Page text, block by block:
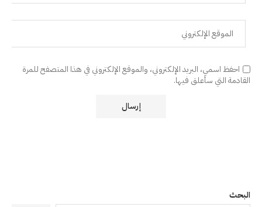
احفظ اسمي، البريد الإلكتروني، والموقع الإلكتروني في هذا المتصفح للمرة
القادمة التي سأعلق فيها.
البحث